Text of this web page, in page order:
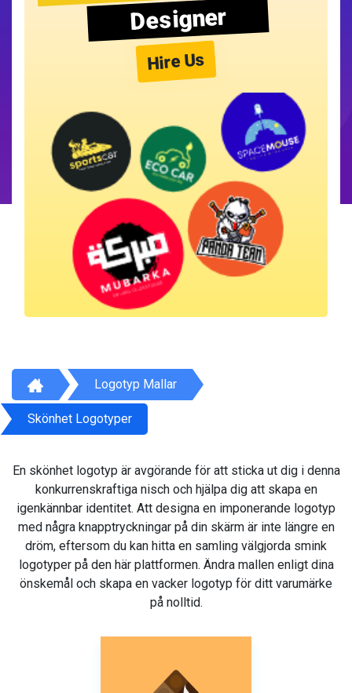
Designer
Hire Us
Logotyp Mallar
Skönhet Logotyper
En skönhet logotyp är avgörande för att sticka ut dig i denna
konkurrenskraftiga nisch och hjälpa dig att skapa en
igenkännbar identitet. Att designa en imponerande logotyp
med några knapptryckningar på din skärm är inte längre en
dröm, eftersom du kan hitta en samling välgjorda smink
logotyper på den här plattformen. Ändra mallen enligt dina
önskemål och skapa en vacker logotyp för ditt varumärke
på nolltid.